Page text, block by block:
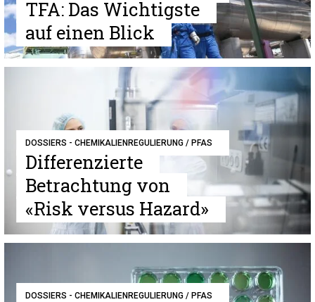
TFA: Das Wichtigste
auf einen Blick
DOSSIERS - CHEMIKALIENREGULIERUNG / PFAS
Differenzierte
Betrachtung von
«Risk versus Hazard»
DOSSIERS - CHEMIKALIENREGULIERUNG / PFAS